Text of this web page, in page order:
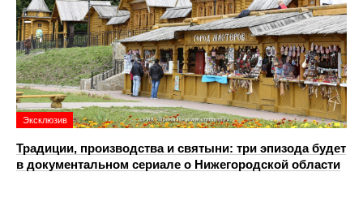
Эксклюзив
Традиции, производства и святыни: три эпизода будет
в документальном сериале о Нижегородской области